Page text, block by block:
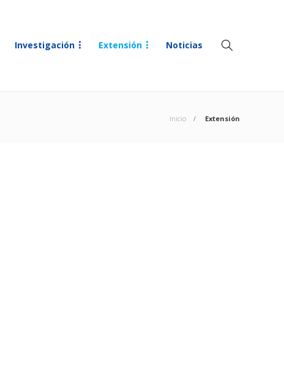
Investigación Extensión Noticias
Inicio Extensión